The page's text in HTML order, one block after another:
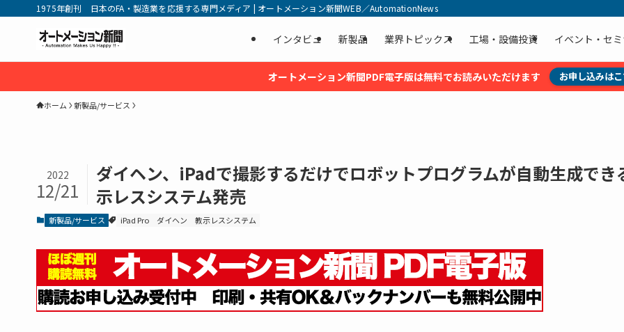
1975年創刊 日本のFA・製造業を応援する専門メディア | オートメーション新聞WEB／AutomationNews
インタビュ 新製品 業界トピックス 工場・設備投資 イベント・セ
オートメーション新聞PDF電子版は無料でお読みいただけます お申し込みは
ホーム 新製品/サービス
ダイヘン、iPadで撮影するだけでロボットプログラムが自動生成でき
示レスシステム発売
2022
12/21
新製品/サービス iPad Pro ダイヘン 教示レスシステム